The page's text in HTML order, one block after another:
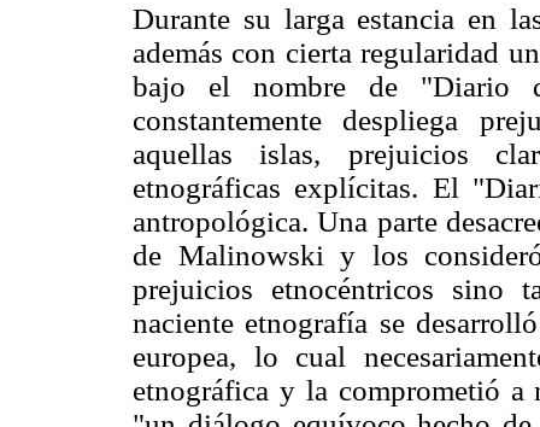
Durante su larga estancia en
además con cierta regularidad
bajo el nombre de "Diario
constantemente despliega
aquellas islas, prejuicios
etnográficas explícitas. El
antropológica. Una parte
de Malinowski y los
prejuicios etnocéntricos sino
naciente etnografía se
europea, lo cual
etnográfica y la comprometió a